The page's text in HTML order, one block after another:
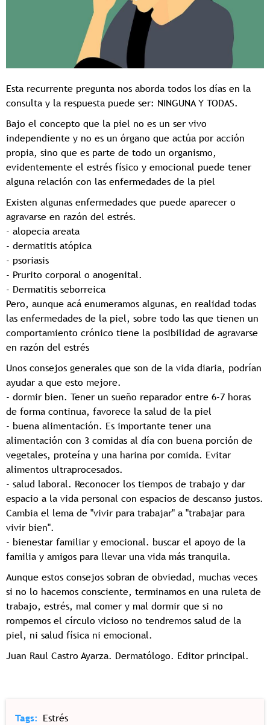
Esta recurrente pregunta nos aborda todos los días en la
consulta y la respuesta puede ser: NINGUNA Y TODAS.
Bajo el concepto que la piel no es un ser vivo
independiente y no es un órgano que actúa por acción
propia, sino que es parte de todo un organismo,
evidentemente el estrés físico y emocional puede tener
alguna relación con las enfermedades de la piel
Existen algunas enfermedades que puede aparecer o
agravarse en razón del estrés.
- alopecia areata
- dermatitis atópica
- psoriasis
- Prurito corporal o anogenital.
- Dermatitis seborreica
Pero, aunque acá enumeramos algunas, en realidad todas
las enfermedades de la piel, sobre todo las que tienen un
comportamiento crónico tiene la posibilidad de agravarse
en razón del estrés
Unos consejos generales que son de la vida diaria, podrían
ayudar a que esto mejore.
- dormir bien. Tener un sueño reparador entre 6-7 horas
de forma continua, favorece la salud de la piel
- buena alimentación. Es importante tener una
alimentación con 3 comidas al día con buena porción de
vegetales, proteína y una harina por comida. Evitar
alimentos ultraprocesados.
- salud laboral. Reconocer los tiempos de trabajo y dar
espacio a la vida personal con espacios de descanso justos.
Cambia el lema de "vivir para trabajar" a "trabajar para
vivir bien".
- bienestar familiar y emocional. buscar el apoyo de la
familia y amigos para llevar una vida más tranquila.
Aunque estos consejos sobran de obviedad, muchas veces
si no lo hacemos consciente, terminamos en una ruleta de
trabajo, estrés, mal comer y mal dormir que si no
rompemos el círculo vicioso no tendremos salud de la
piel, ni salud física ni emocional.
Juan Raul Castro Ayarza. Dermatólogo. Editor principal.
Tags Estrés